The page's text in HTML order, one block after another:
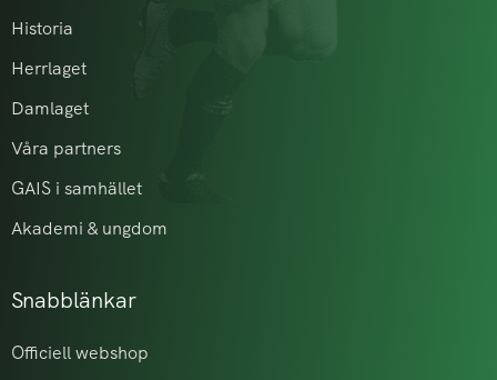
Historia
Herrlaget
Damlaget
Våra partners
GAIS i samhället
Akademi & ungdom
Snabblänkar
Officiell webshop